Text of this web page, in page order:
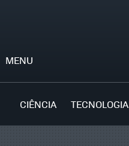
MENU
CIÊNCIA TECNOLOGIA